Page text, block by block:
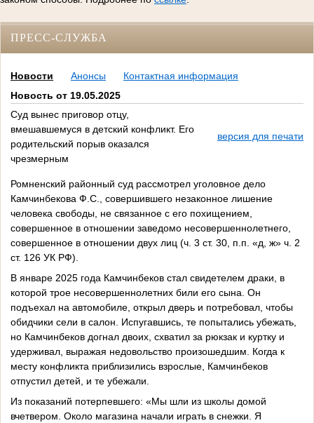
ПРЕСС-СЛУЖБА
Новости Анонсы
Контактная информация
Новость от 19.05.2025
Суд вынес приговор отцу,
вмешавшемуся в детский конфликт. Его
родительский порыв оказался
чрезмерным
версия для печати
Ромненский районный суд рассмотрел уголовное дело
Камчинбекова Ф.С., совершившего незаконное лишение
человека свободы, не связанное с его похищением,
совершенное в отношении заведомо несовершеннолетнего,
совершенное в отношении двух лиц (ч. 3 ст. 30, п.п. «д, ж» ч. 2
ст. 126 УК РФ).
В январе 2025 года Камчинбеков стал свидетелем драки, в
которой трое несовершеннолетних били его сына. Он
подъехал на автомобиле, открыл дверь и потребовал, чтобы
обидчики сели в салон. Испугавшись, те попытались убежать,
но Камчинбеков догнал двоих, схватил за рюкзак и куртку и
удерживал, выражая недовольство произошедшим. Когда к
месту конфликта приблизились взрослые, Камчинбеков
отпустил детей, и те убежали.
Из показаний потерпевшего: «Мы шли из школы домой
вчетвером. Около магазина начали играть в снежки. Я